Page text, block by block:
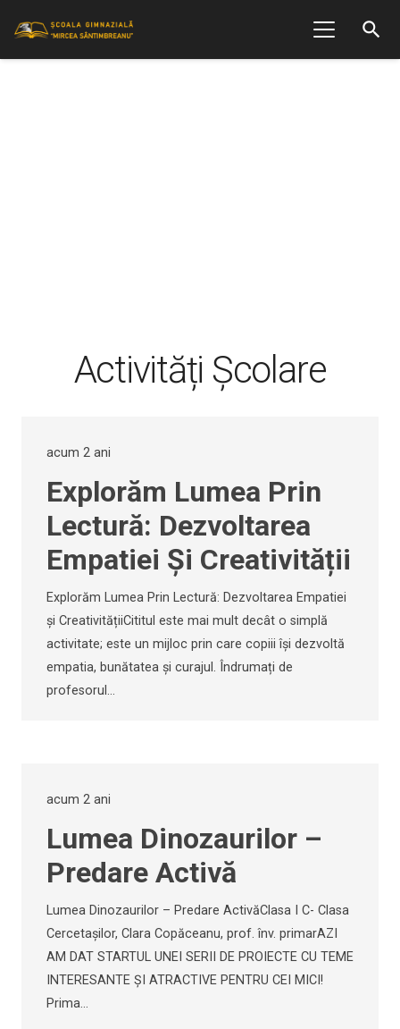
search
Activități Școlare
acum 2 ani
Explorăm Lumea Prin
Lectură: Dezvoltarea
Empatiei Și Creativității
Explorăm Lumea Prin Lectură: Dezvoltarea Empatiei
și CreativitățiiCititul este mai mult decât o simplă
activitate; este un mijloc prin care copiii își dezvoltă
empatia, bunătatea și curajul. Îndrumați de
profesorul…
acum 2 ani
Lumea Dinozaurilor –
Predare Activă
Lumea Dinozaurilor – Predare ActivăClasa I C- Clasa
Cercetașilor, Clara Copăceanu, prof. înv. primarAZI
AM DAT STARTUL UNEI SERII DE PROIECTE CU TEME
INTERESANTE ȘI ATRACTIVE PENTRU CEI MICI!
Prima…